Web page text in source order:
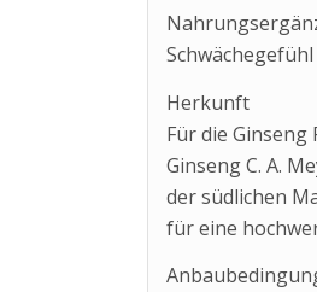
Herkunft
Für die
Ginseng C. A.
der südlichen
für eine